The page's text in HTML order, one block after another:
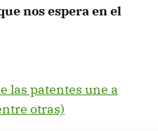
nos espera en el
las patentes une a
otras)